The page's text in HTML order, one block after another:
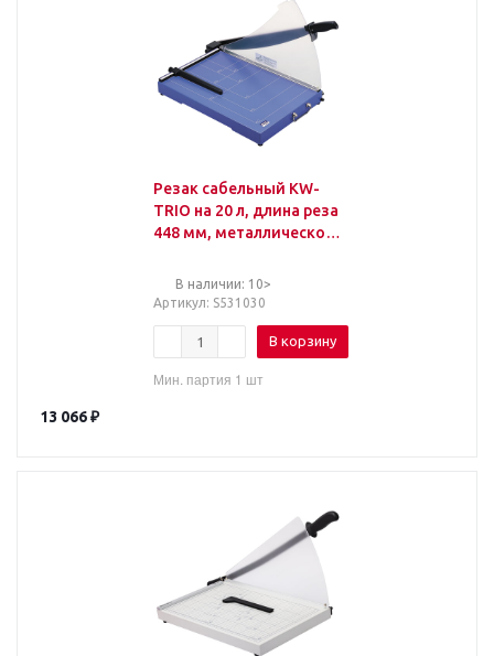
Резак сабельный KW-
TRIO на 20 л, длина реза
448 мм, металлическое
экран, А3, 302
В наличии: 10>
Артикул: S531030
В корзину
Мин. партия 1 шт
13 066₽